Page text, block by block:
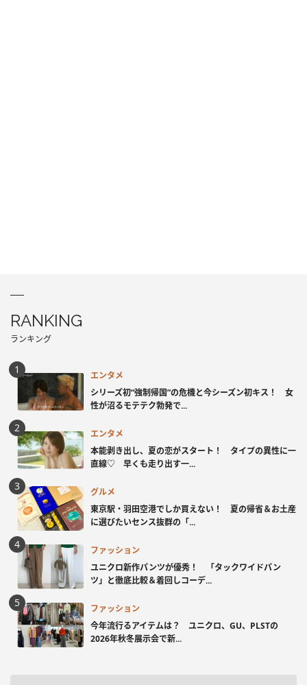
RANKING
ランキング
エンタメ
シリーズ初“強制帰国”の危機と今シーズン初キス！ 女
性が沼るモテテク勃発で...
エンタメ
本能剥き出し、夏の恋がスタート！ タイプの異性に一
直線♡ 早くも走り出す一...
グルメ
東京駅・羽田空港でしか買えない！ 夏の帰省＆お土産
に選びたいセンス抜群の「...
ファッション
ユニクロ新作パンツが優秀！ 「タックワイドパン
ツ」と徹底比較＆着回しコーデ...
ファッション
今年流行るアイテムは？ ユニクロ、GU、PLSTの
2026年秋冬展示会で新...